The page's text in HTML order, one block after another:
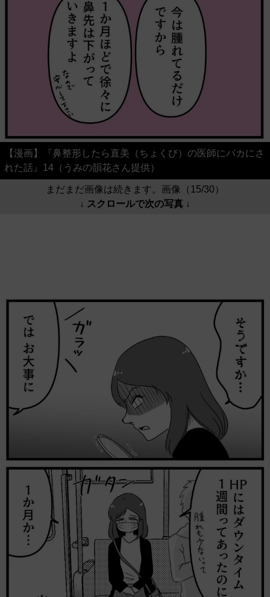
【漫画】『鼻整形したら直美（ちょくび）の医師にバカにさ
れた話』14（うみの韻花さん提供）
まだまだ画像は続きます。画像（15/30）
↓ スクロールで次の写真 ↓